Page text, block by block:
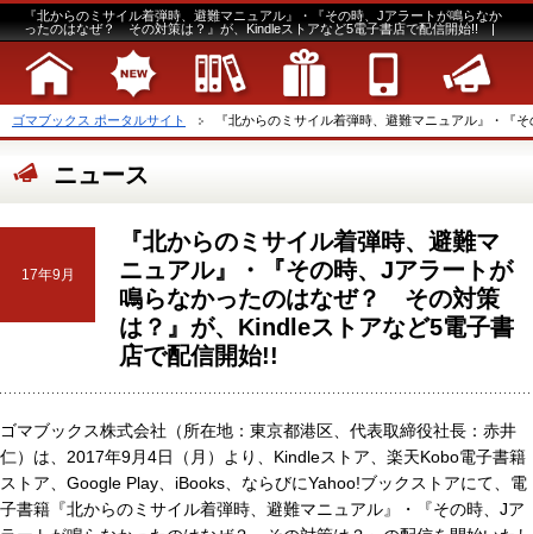
『北からのミサイル着弾時、避難マニュアル』・『その時、Jアラートが鳴らなか
ったのはなぜ？ その対策は？』が、Kindleストアなど5電子書店で配信開始!! |
ゴマブックス ポータルサイト 『北からのミサイル着弾時、避難マニュアル』・
ニュース
17年9月
『北からのミサイル着弾時、避難マ
ニュアル』・『その時、Jアラートが
鳴らなかったのはなぜ？ その対策
は？』が、Kindleストアなど5電子書
店で配信開始!!
ゴマブックス株式会社（所在地：東京都港区、代表取締役社長：赤井
仁）は、2017年9月4日（月）より、Kindleストア、楽天Kobo電子書籍
ストア、Google Play、iBooks、ならびにYahoo!ブックストアにて、電
子書籍『北からのミサイル着弾時、避難マニュアル』・『その時、Jア